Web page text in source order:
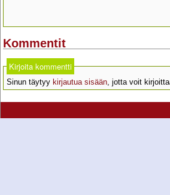
Kommentit
Kirjoita kommentti
Sinun täytyy kirjautua sisään, jotta voit